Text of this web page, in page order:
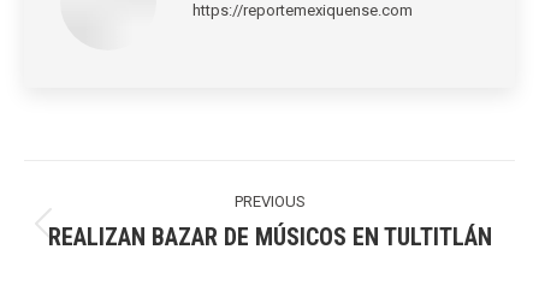
https://reportemexiquense.com
navigation
PREVIOUS
Previous
REALIZAN BAZAR DE MÚSICOS EN TULTITLÁN